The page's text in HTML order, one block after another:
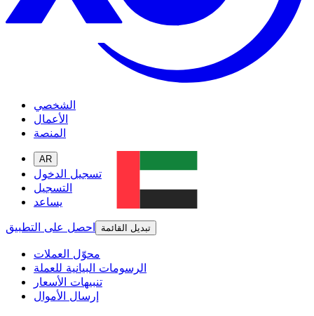
الشخصي
الأعمال
المنصة
AR
تسجيل الدخول
التسجيل
يساعد
احصل على التطبيق
تبديل القائمة
محوّل العملات
الرسومات البيانية للعملة
تنبيهات الأسعار
إرسال الأموال